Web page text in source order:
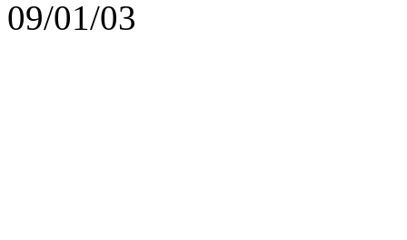
09/01/03